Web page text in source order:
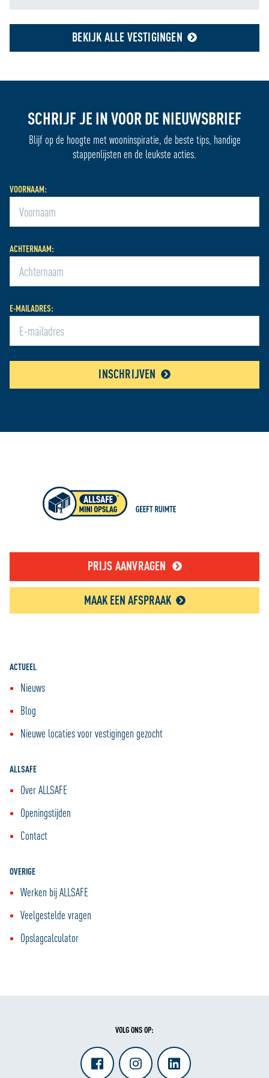
Cookie Policy
BEKIJK ALLE VESTIGINGEN
SCHRIJF JE IN VOOR DE NIEUWSBRIEF
Blijf op de hoogte met wooninspiratie, de beste tips, handige
stappenlijsten en de leukste acties.
VOORNAAM:
ACHTERNAAM:
E-MAILADRES:
INSCHRIJVEN
PRIJS AANVRAGEN
MAAK EEN AFSPRAAK
ACTUEEL
Nieuws
Blog
Nieuwe locaties voor vestigingen gezocht
ALLSAFE
Over ALLSAFE
Openingstijden
Contact
OVERIGE
Werken bij ALLSAFE
Veelgestelde vragen
Opslagcalculator
VOLG ONS OP: